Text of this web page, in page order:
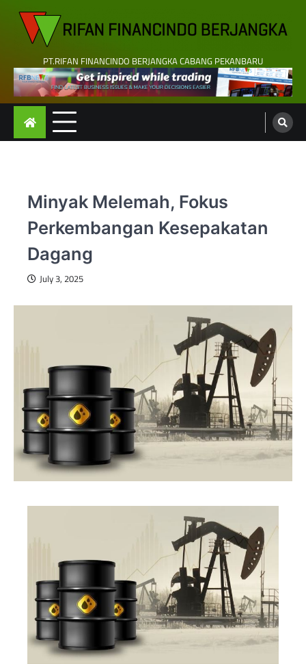
content
PT.RIFAN FINANCINDO BERJANGKA CABANG PEKANBARU
Minyak Melemah, Fokus
Perkembangan Kesepakatan
Dagang
July 3, 2025